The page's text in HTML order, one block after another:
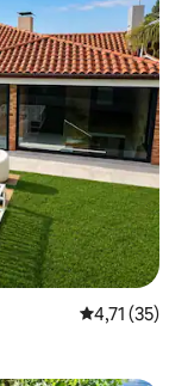
Vlerësimi
4,71 (35)